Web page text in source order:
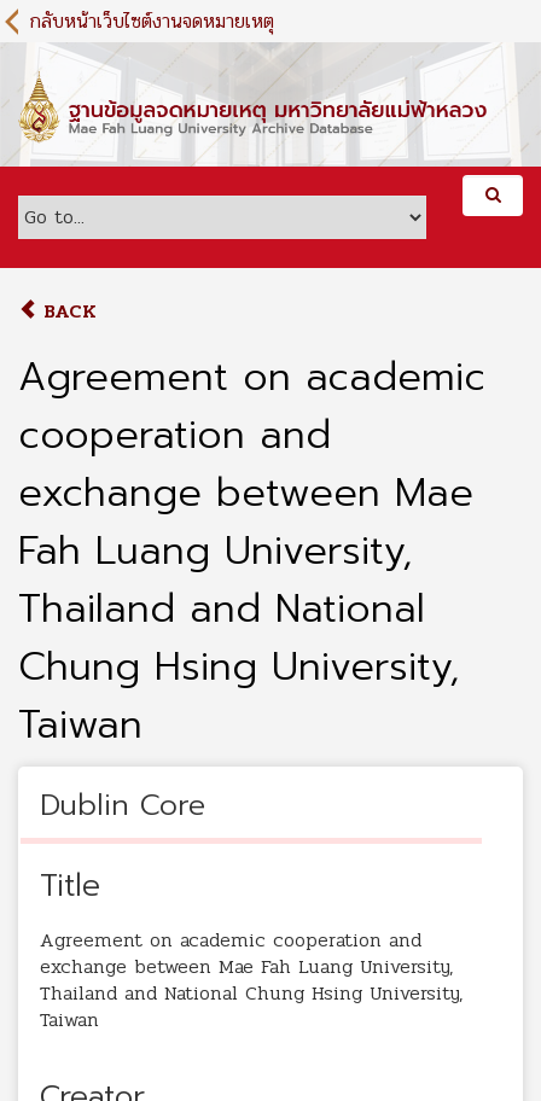
S
k
m
c
กลับหน้าเว็บไซต์งานจดหมายเหตุ
BACK
Agreement on academic
cooperation and
exchange between Mae
Fah Luang University,
Thailand and National
Chung Hsing University,
Taiwan
Dublin Core
Title
Agreement on academic cooperation and
exchange between Mae Fah Luang University,
Thailand and National Chung Hsing University,
Taiwan